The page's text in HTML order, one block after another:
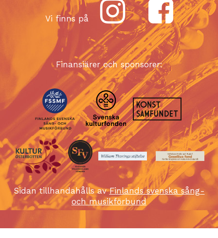
Vi finns på
Finansiärer och sponsorer:
Sidan tillhandahålls avFinlands svenska sång-
och musikförbund